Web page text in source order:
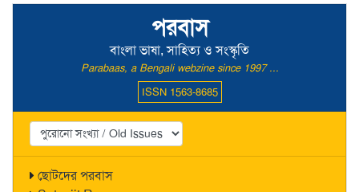
পরবাস
বাংলা ভাষা, সাহিত্য ও সংস্কৃতি
Parabaas, a Bengali webzine since 1997 ...
ISSN 1563-8685
ছোটদের পরবাস